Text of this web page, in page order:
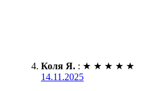
Коля Я. : ★ ★ ★ ★ ★
14.11.2025